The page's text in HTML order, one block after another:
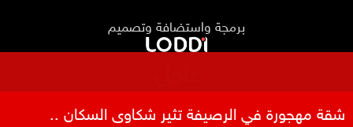
برمجة واستضافة وتصميم
شقة مهجورة في الرصيفة تثير شكاوى السكان ..